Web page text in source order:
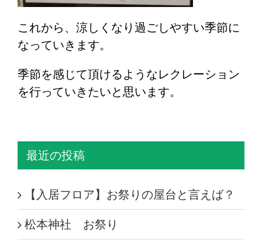
これから、涼しくなり過ごしやすい季節に
なっていきます。
季節を感じて頂けるようなレクレーション
を行っていきたいと思います。
最近の投稿
【入居フロア】お祭りの屋台と言えば？
松本神社 お祭り